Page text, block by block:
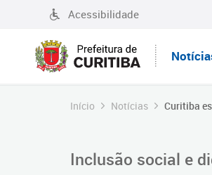
Acessibilidade
Início Notícias Curitiba
Inclusão social e